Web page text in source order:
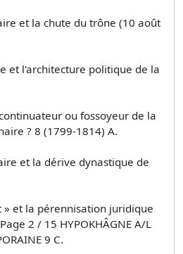
et la chute du trône (10 août
et l'architecture politique de la
ou fossoyeur de la
? 8 (1799-1814) A.
et la dérive dynastique de
» et la pérennisation juridique
2 / 15 HYPOKHÂGNE A/L
9 C.